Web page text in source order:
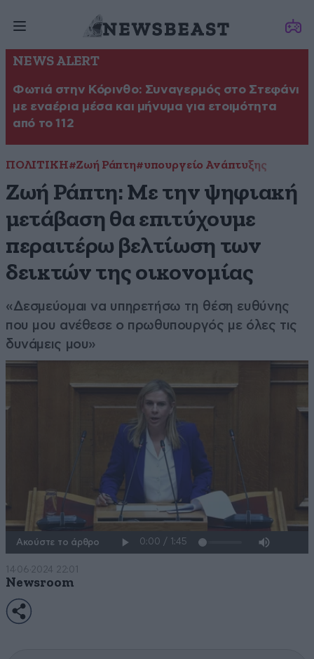
NEWS ALERT
Φωτιά στην Κόρινθο: Συναγερμός στο Στεφάνι
με εναέρια μέσα και μήνυμα για ετοιμότητα
από το 112
ΠΟΛΙΤΙΚΗ#Ζωή Ράπτη#υπουργείο Ανάπτυξης
Ζωή Ράπτη: Με την ψηφιακή
μετάβαση θα επιτύχουμε
περαιτέρω βελτίωση των
δεικτών της οικονομίας
«Δεσμεύομαι να υπηρετήσω τη θέση ευθύνης
που μου ανέθεσε ο πρωθυπουργός με όλες τις
δυνάμεις μου»
Ακούστε το άρθρο
14·06·2024 22:01
Newsroom